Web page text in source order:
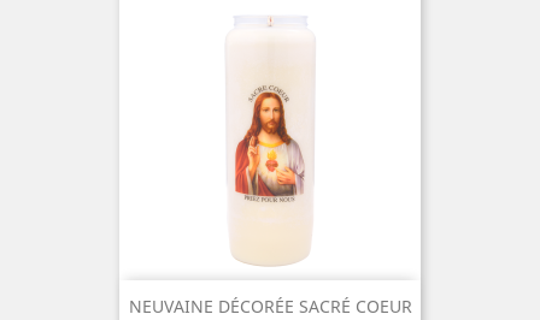
NEUVAINE DÉCORÉE SACRÉ COEUR